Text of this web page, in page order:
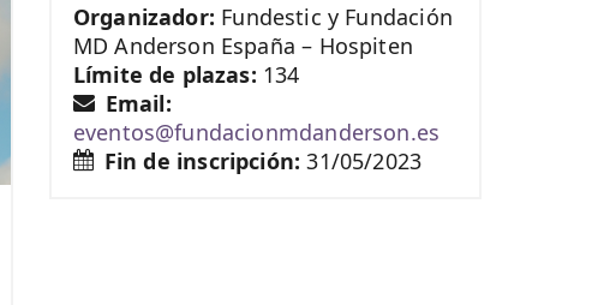
Organizador: Fundestic y Fundación
MD Anderson España – Hospiten
Límite de plazas: 134
Email:
eventos@fundacionmdanderson.es
Fin de inscripción:31/05/2023